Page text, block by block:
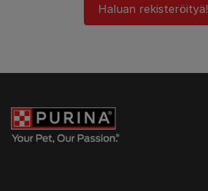
Haluan rekisteröityä!